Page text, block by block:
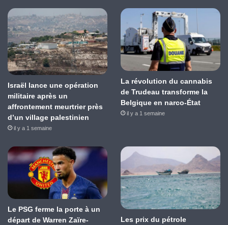
Israël lance une opération
militaire après un
affrontement meurtrier près
d’un village palestinien
il y a 1 semaine
La révolution du cannabis
de Trudeau transforme la
Belgique en narco-État
il y a 1 semaine
Le PSG ferme la porte à un
départ de Warren Zaïre-
Les prix du pétrole